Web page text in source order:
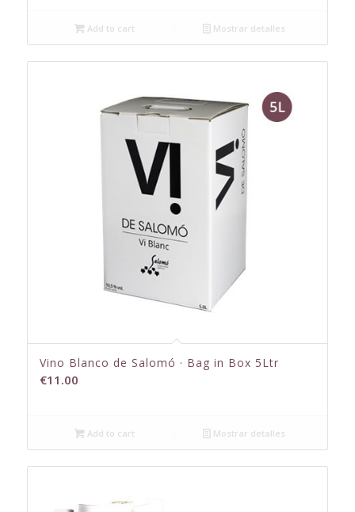
Add to cart Mostrar detalles
Vino Blanco de Salomó · Bag in Box 5Ltr
€11.00
Add to cart Mostrar detalles